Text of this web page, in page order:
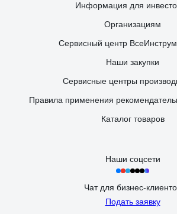
Информация для
Организациям
Сервисный центр
Наши закупки
Сервисные центры
Правила применения
Каталог товаров
Наши соцсети
Чат для бизнес-
Подать заявку